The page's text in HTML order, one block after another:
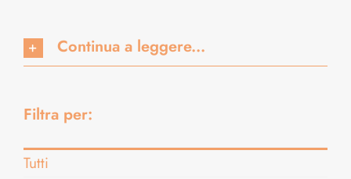
Continua a leggere...
Filtra per:
Tutti